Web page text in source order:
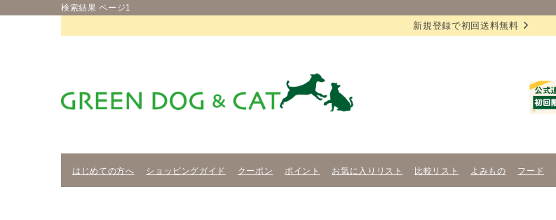
検索結果 ページ1
新規登録で初回送料無料
はじめての方へ ショッピングガイド クーポン ポイント お気に入りリスト 比較リスト よみもの フード